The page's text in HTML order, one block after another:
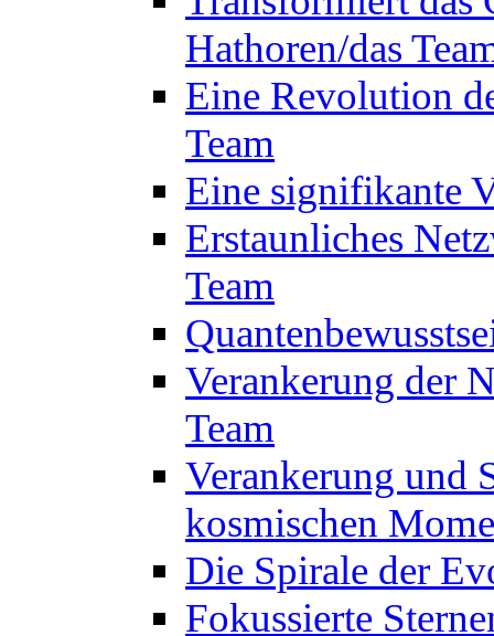
Hathoren/das
Eine Revolution
Team
Eine signifikante
Erstaunliches
Team
Verankerung der
Team
Verankerung und
kosmischen
Die Spirale der
Fokussierte